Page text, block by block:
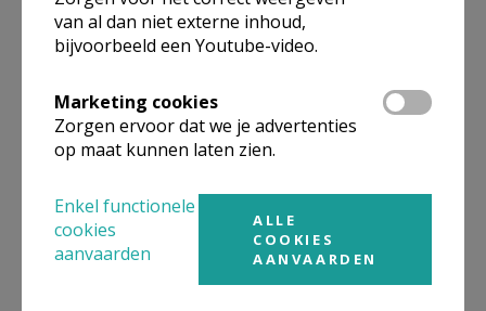
van al dan niet externe inhoud,
bijvoorbeeld een Youtube-video.
Marketing cookies
Zorgen ervoor dat we je advertenties
op maat kunnen laten zien.
Enkel functionele
cookies
aanvaarden
ALLE
COOKIES
AANVAARDEN